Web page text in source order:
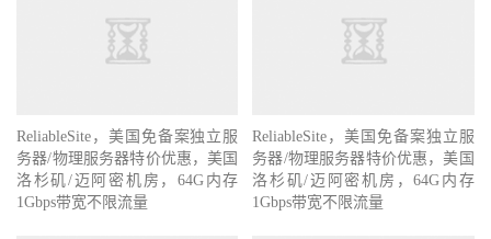
ReliableSite，美国免备案独立服
务器/物理服务器特价优惠，美国
洛杉矶/迈阿密机房，64G内存
1Gbps带宽不限流量
ReliableSite，美国免备案独立服
务器/物理服务器特价优惠，美国
洛杉矶/迈阿密机房，64G内存
1Gbps带宽不限流量